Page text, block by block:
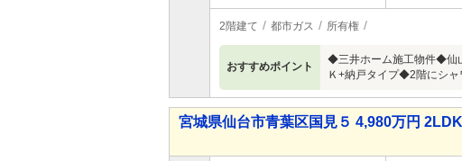
2階建て 都市ガス 所有権
おすすめポイント
◆三井ホーム施工物件◆仙
Ｋ+納戸タイプ◆2階にシ
宮城県仙台市青葉区国見５ 4,980万円 2LDK